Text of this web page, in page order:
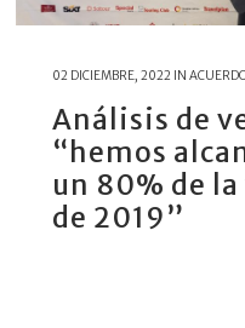
02 DICIEMBRE, 2022 IN
Análisis de
“hemos
un 80% de
de 2019”